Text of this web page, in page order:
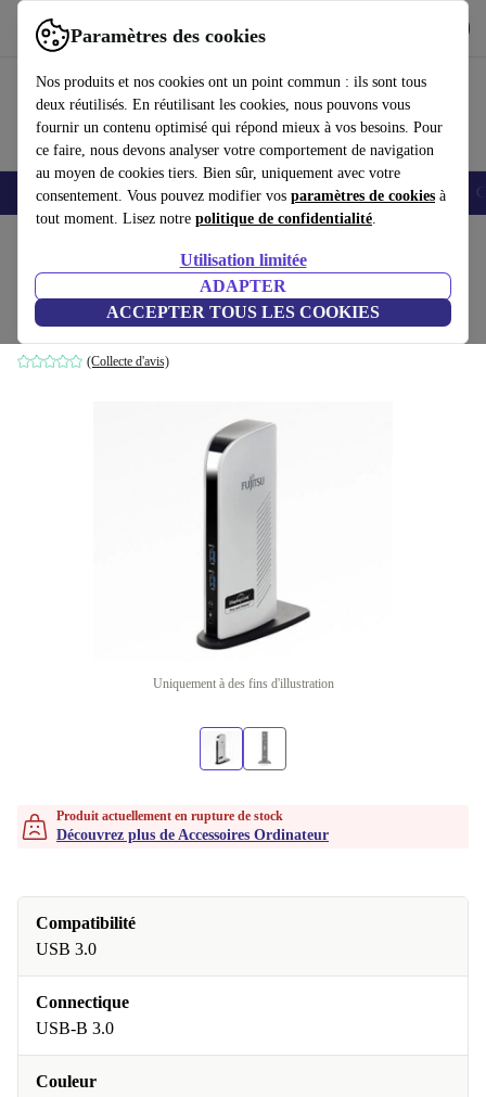
Paramètres des cookies
Nos produits et nos cookies ont un point commun : ils sont tous
deux réutilisés. En réutilisant les cookies, nous pouvons vous
fournir un contenu optimisé qui répond mieux à vos besoins. Pour
ce faire, nous devons analyser votre comportement de navigation
au moyen de cookies tiers. Bien sûr, uniquement avec votre
consentement. Vous pouvez modifier vos paramètres de cookies à
tout moment. Lisez notre politique de confidentialité.
Utilisation limitée
ADAPTER
ACCEPTER TOUS LES COOKIES
Utilisez refurbed rapidement et facilement
Smartphones Laptops Tablettes Montres connectées Accessoires
Fujitsu Réplicateur de ports USB 3.0 PR08
avec bloc d’alimentation
(Collecte d'avis)
Uniquement à des fins d'illustration
Produit actuellement en rupture de stock
Découvrez plus de Accessoires Ordinateur
Compatibilité
USB 3.0
Connectique
USB-B 3.0
Couleur